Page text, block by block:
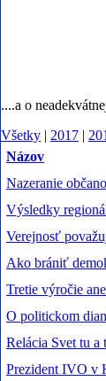
....a o
Všetky | 2017 |
Názov
Nazeranie
Výsledky
Verejnosť
Ako brániť
Tretie výročie
O politickom
Relácia Svet tu
Prezident IVO v